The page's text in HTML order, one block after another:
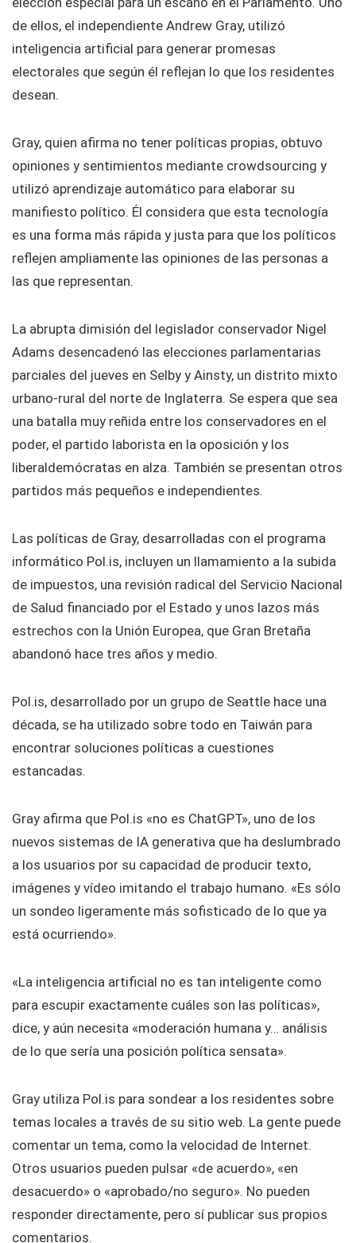
de ellos, el independiente Andrew Gray, utilizó
inteligencia artificial para generar promesas
electorales que según él reflejan lo que los residentes
desean.
Gray, quien afirma no tener políticas propias, obtuvo
opiniones y sentimientos mediante crowdsourcing y
utilizó aprendizaje automático para elaborar su
manifiesto político. Él considera que esta tecnología
es una forma más rápida y justa para que los políticos
reflejen ampliamente las opiniones de las personas a
las que representan.
La abrupta dimisión del legislador conservador Nigel
Adams desencadenó las elecciones parlamentarias
parciales del jueves en Selby y Ainsty, un distrito mixto
urbano-rural del norte de Inglaterra. Se espera que sea
una batalla muy reñida entre los conservadores en el
poder, el partido laborista en la oposición y los
liberaldemócratas en alza. También se presentan otros
partidos más pequeños e independientes.
Las políticas de Gray, desarrolladas con el programa
informático Pol.is, incluyen un llamamiento a la subida
de impuestos, una revisión radical del Servicio Nacional
de Salud financiado por el Estado y unos lazos más
estrechos con la Unión Europea, que Gran Bretaña
abandonó hace tres años y medio.
Pol.is, desarrollado por un grupo de Seattle hace una
década, se ha utilizado sobre todo en Taiwán para
encontrar soluciones políticas a cuestiones
estancadas.
Gray afirma que Pol.is «no es ChatGPT», uno de los
nuevos sistemas de IA generativa que ha deslumbrado
a los usuarios por su capacidad de producir texto,
imágenes y vídeo imitando el trabajo humano. «Es sólo
un sondeo ligeramente más sofisticado de lo que ya
está ocurriendo».
«La inteligencia artificial no es tan inteligente como
para escupir exactamente cuáles son las políticas»,
dice, y aún necesita «moderación humana y… análisis
de lo que sería una posición política sensata».
Gray utiliza Pol.is para sondear a los residentes sobre
temas locales a través de su sitio web. La gente puede
comentar un tema, como la velocidad de Internet.
Otros usuarios pueden pulsar «de acuerdo», «en
desacuerdo» o «aprobado/no seguro». No pueden
responder directamente, pero sí publicar sus propios
comentarios.